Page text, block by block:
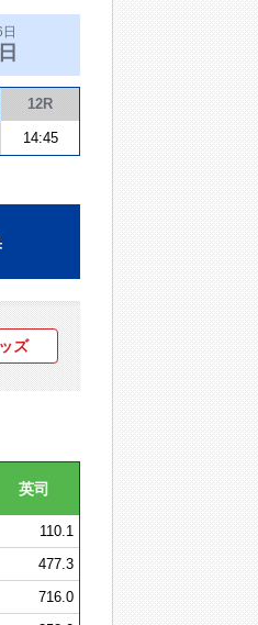
12R
14:45
ズ
英司
110.1
477.3
716.0